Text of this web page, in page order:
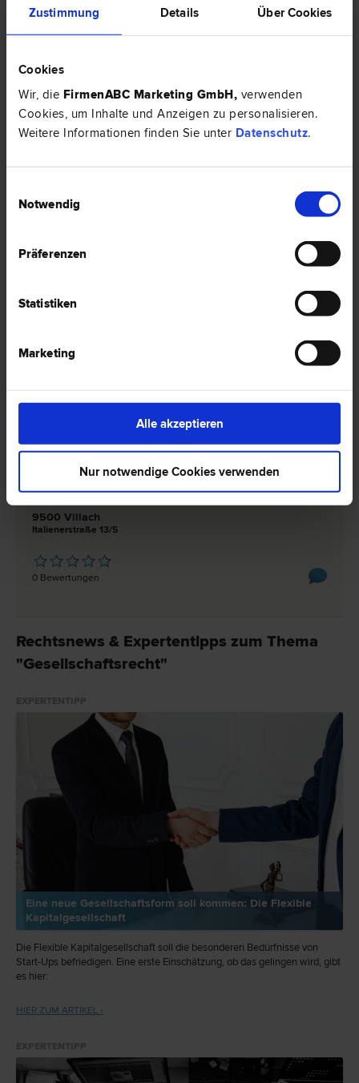
Zustimmung Details Über Cookies
Cookies
Wir, die FirmenABC Marketing GmbH, verwenden
Cookies, um Inhalte und Anzeigen zu personalisieren.
Weitere Informationen finden Sie unter Datenschutz.
Notwendig
Präferenzen
Statistiken
Marketing
Alle akzeptieren
Nur notwendige Cookies verwenden
Mag. Hanno STROMBERGER
Vertrags­recht | Wirtschafts­recht | Marken­recht | Patent­recht
9500 Villach
Peraustraße 29
Mag. Klaus R. NAGELE
Mag. Martin SCHIESTL
Arbeits­recht | Liegenschafts- und Immobilien­recht |
Versicherungs­recht | Gesellschafts­recht | Schadenersatz- und
Gewährleistungs­recht
9500 Villach
Italienerstraße 13/5
0 Bewertungen
Rechtsnews & Expertentipps zum Thema
"Gesellschaftsrecht"
Eine neue Gesellschaftsform soll kommen: Die Flexible
Kapitalgesellschaft
Die Flexible Kapitalgesellschaft soll die besonderen Bedürfnisse von
Start-Ups befriedigen. Eine erste Einschätzung, ob das gelingen wird, gibt
es hier:
HIER ZUM ARTIKEL ›